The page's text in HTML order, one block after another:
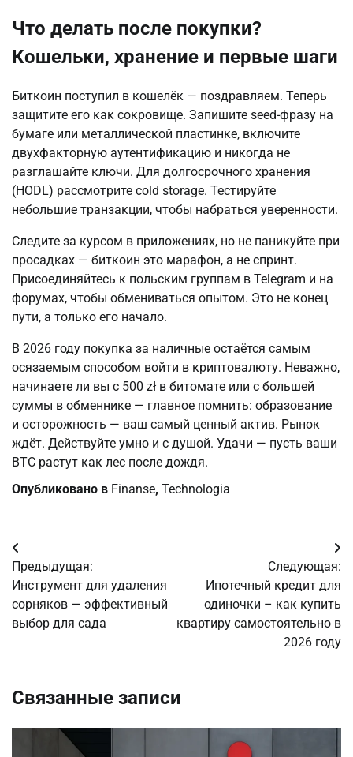
Что делать после покупки?
Кошельки, хранение и первые шаги
Биткоин поступил в кошелёк — поздравляем. Теперь
защитите его как сокровище. Запишите seed-фразу на
бумаге или металлической пластинке, включите
двухфакторную аутентификацию и никогда не
разглашайте ключи. Для долгосрочного хранения
(HODL) рассмотрите cold storage. Тестируйте
небольшие транзакции, чтобы набраться уверенности.
Следите за курсом в приложениях, но не паникуйте при
просадках — биткоин это марафон, а не спринт.
Присоединяйтесь к польским группам в Telegram и на
форумах, чтобы обмениваться опытом. Это не конец
пути, а только его начало.
В 2026 году покупка за наличные остаётся самым
осязаемым способом войти в криптовалюту. Неважно,
начинаете ли вы с 500 zł в битомате или с большей
суммы в обменнике — главное помнить: образование
и осторожность — ваш самый ценный актив. Рынок
ждёт. Действуйте умно и с душой. Удачи — пусть ваши
BTC растут как лес после дождя.
Опубликовано в Finanse, Technologia
Навигация
по
записям
Предыдущая:
Инструмент для удаления
сорняков — эффективный
выбор для сада
Следующая:
Ипотечный кредит для
одиночки – как купить
квартиру самостоятельно в
2026 году
Связанные записи